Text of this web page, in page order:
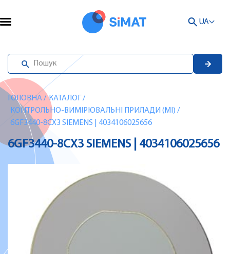
UA
ГОЛОВНА/ КАТАЛОГ /
КОНТРОЛЬНО-ВИМІРЮВАЛЬНІ ПРИЛАДИ (MI) /
6GF3440-8CX3 SIEMENS | 4034106025656
6GF3440-8CX3 SIEMENS | 4034106025656